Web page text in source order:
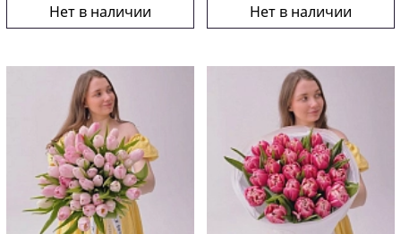
Нет в наличии Нет в наличии